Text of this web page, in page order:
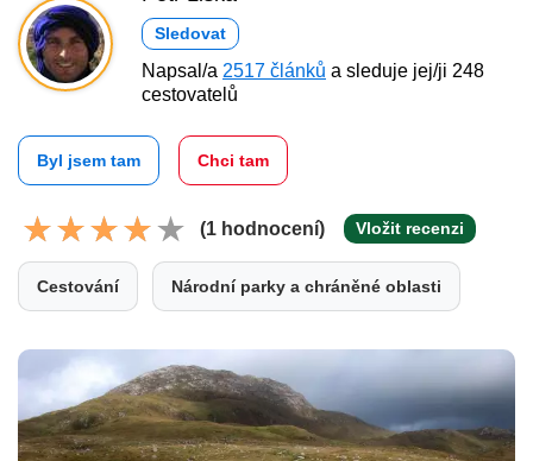
Sledovat
Napsal/a 2517 článků a sleduje jej/ji 248
cestovatelů
Byl jsem tam Chci tam
(1 hodnocení) Vložit recenzi
Cestování Národní parky a chráněné oblasti